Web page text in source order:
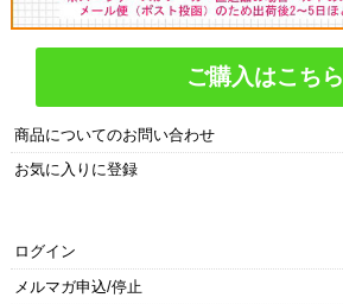
ご購入はこちら
商品についてのお問い合わせ
お気に入りに登録
ログイン
メルマガ申込/停止